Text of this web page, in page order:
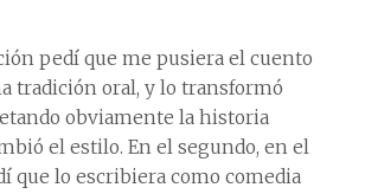
pedí que me pusiera el cuento
tradición oral, y lo transformó
obviamente la historia
el estilo. En el segundo, en el
que lo escribiera como comedia